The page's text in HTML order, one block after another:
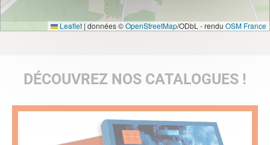
Leaflet | données ©OpenStreetMap/ODbL - rendu OSM France
DÉCOUVREZ NOS CATALOGUES !